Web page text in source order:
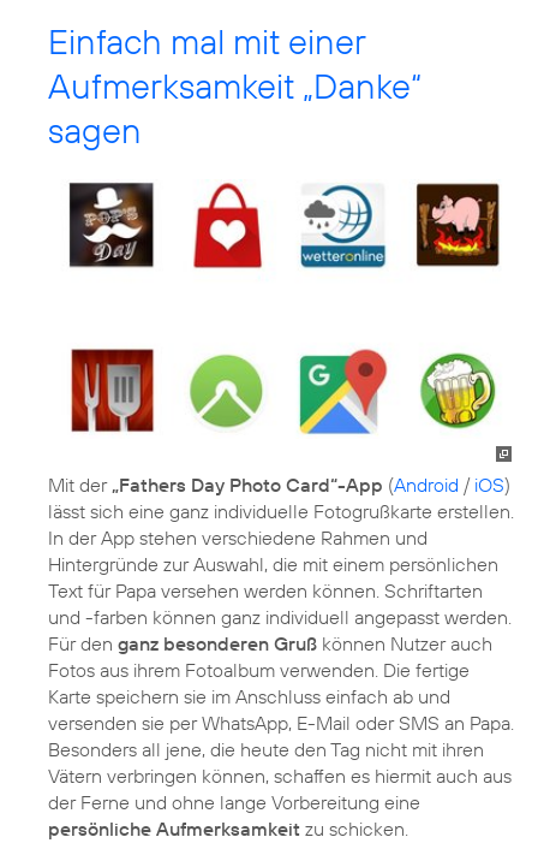
Einfach mal mit einer
Aufmerksamkeit „Danke“
sagen
Mit der„Fathers Day Photo Card“-App (Android / iOS)
lässt sich eine ganz individuelle Fotogrußkarte erstellen.
In der App stehen verschiedene Rahmen und
Hintergründe zur Auswahl, die mit einem persönlichen
Text für Papa versehen werden können. Schriftarten
und -farben können ganz individuell angepasst werden.
Für den ganz besonderen Gruß können Nutzer auch
Fotos aus ihrem Fotoalbum verwenden. Die fertige
Karte speichern sie im Anschluss einfach ab und
versenden sie per WhatsApp, E-Mail oder SMS an Papa.
Besonders all jene, die heute den Tag nicht mit ihren
Vätern verbringen können, schaffen es hiermit auch aus
der Ferne und ohne lange Vorbereitung eine
persönliche Aufmerksamkeit zu schicken.